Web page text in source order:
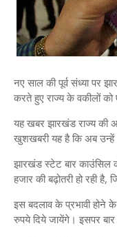
नए साल की पूर्व संध्‍या पर
करते हुए राज्‍य के वकीलों को
यह खबर झारखंड राज्‍य की
खुशखबरी यह है कि अब उन्‍हें
झारखंड स्टेट बार काउंसिल
हजार की बढ़ोतरी हो रही
इस बदलाव के प्रभा‍वी होने
रुपये दिये जायेंगे। इसपर